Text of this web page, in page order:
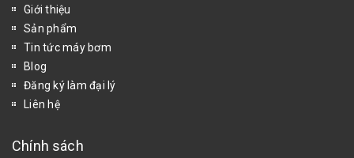
Giới thiệu
Sản phẩm
Tin tức máy bơm
Blog
Đăng ký làm đại lý
Liên hệ
Chính sách